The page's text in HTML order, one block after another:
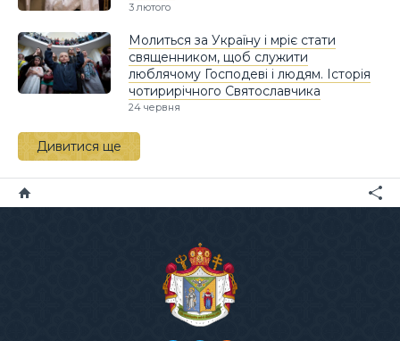
3 лютого
Молиться за Україну і мріє стати
священником, щоб служити
люблячому Господеві і людям. Історія
чотирирічного Святославчика
24 червня
Дивитися ще